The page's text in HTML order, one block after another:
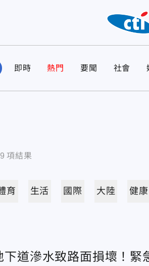
即時 熱門 要聞 社會
9 項結果
育 生活 國際 大陸 健康
下道滲水致路面損壞！緊